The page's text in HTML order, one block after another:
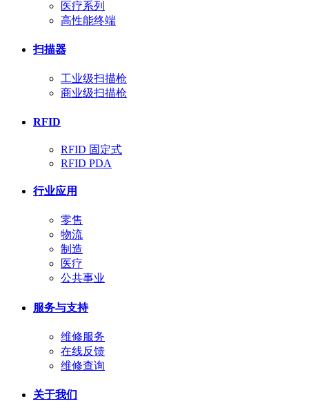
医疗系列
高性能终端
扫描器
工业级扫描枪
商业级扫描枪
RFID
RFID 固定式
RFID PDA
行业应用
零售
物流
制造
医疗
公共事业
服务与支持
维修服务
在线反馈
维修查询
关于我们